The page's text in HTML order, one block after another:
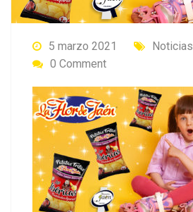
5 marzo 2021
Noticias
0 Comment